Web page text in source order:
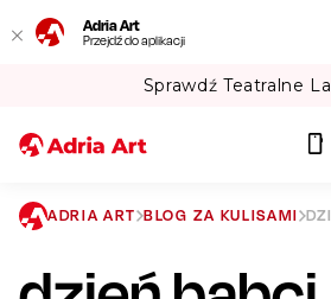
Adria Art
Przejdź do aplikacji
Sprawdź Teatralne
Szukaj
ADRIA ART BLOG ZA KULISAMI